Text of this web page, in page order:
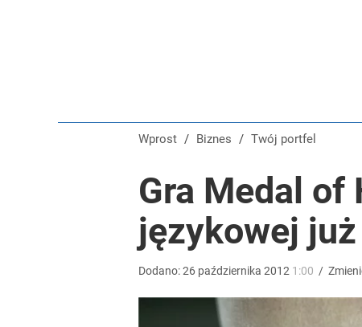
Wprost / Biznes / Twój portfel
Gra Medal
językowej
Dodano:26 października 2012 1:00 /